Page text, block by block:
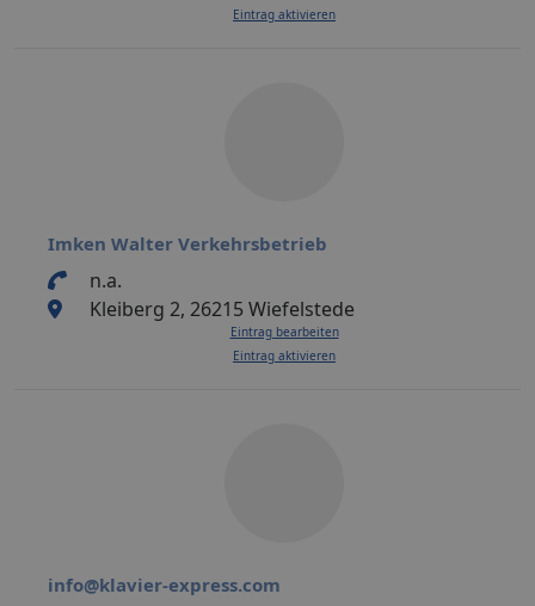
Eintrag aktivieren
Imken Walter Verkehrsbetrieb
n.a.
Kleiberg 2, 26215 Wiefelstede
Eintrag bearbeiten
Eintrag aktivieren
info@klavier-express.com